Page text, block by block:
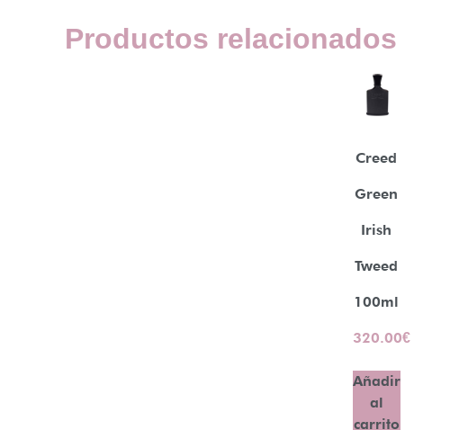
Productos relacionados
Creed
Green
Irish
Tweed
100ml
320.00€
Añadir
al
carrito